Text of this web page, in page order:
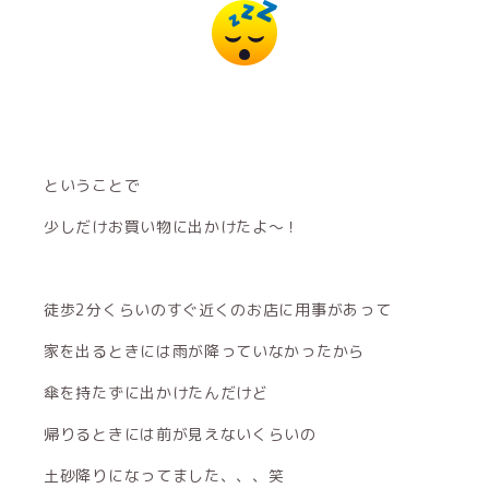
ということで
少しだけお買い物に出かけたよ～！
徒歩2分くらいのすぐ近くのお店に用事があって
家を出るときには雨が降っていなかったから
傘を持たずに出かけたんだけど
帰りるときには前が見えないくらいの
土砂降りになってました、、、笑